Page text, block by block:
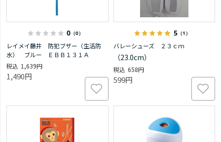
0 （0）
レイメイ藤井 防犯ブザー（生活防
水） ブルー ＥＢＢ１３１Ａ
1,639円
1,490円
5（1）
バレーシューズ ２３ｃｍ
（23.0cm）
658円
599円